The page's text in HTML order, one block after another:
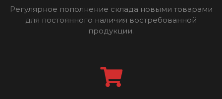
Регулярное пополнение склада новыми товарами
для постоянного наличия востребованной
продукции.